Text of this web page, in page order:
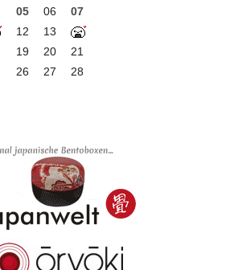
05 06
07
12
13
19 20
21
26 27 28